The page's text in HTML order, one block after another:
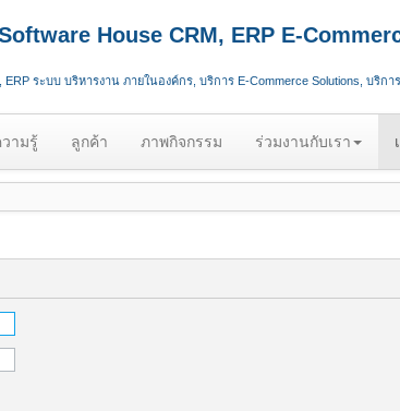
House CRM, ERP E-
ระบบ บริหารงาน ภายในองค์กร, บริการ E-Commerce Solutions, บริก
ามรู้ ลูกค้า ภาพกิจกรรม ร่วมงานกับเรา